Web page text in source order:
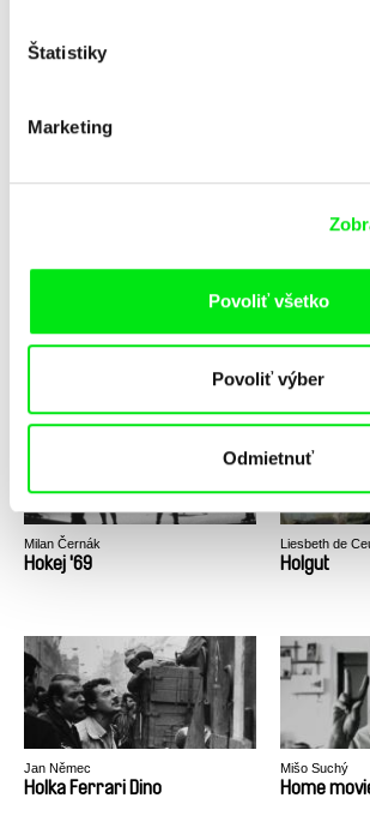
Štatistiky
Marketing
Povoliť všetko
Povoliť výber
Odmietnuť
(Stratený hrob kráľovnej
Hľadanie
Hľadanie stratených svetov
Hľadanie
Milan Černák
Hokej '69
Liesbeth de
Holgut
Jan Němec
Holka Ferrari Dino
Mišo Suchý
Home